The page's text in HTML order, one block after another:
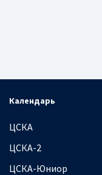
Календарь
ЦСКА
ЦСКА-2
ЦСКА-Юниор